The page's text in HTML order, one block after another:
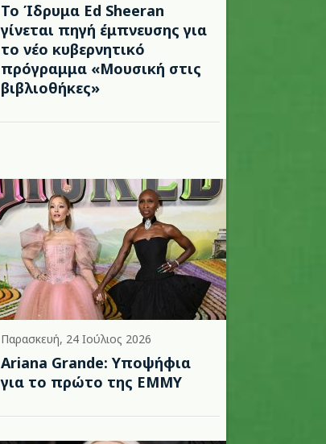
Το Ίδρυμα Ed Sheeran
γίνεται πηγή έμπνευσης για
το νέο κυβερνητικό
πρόγραμμα «Μουσική στις
βιβλιοθήκες»
Παρασκευή, 24 Ιούλιος 2026
Ariana Grande: Υποψήφια
για το πρώτο της EMMY